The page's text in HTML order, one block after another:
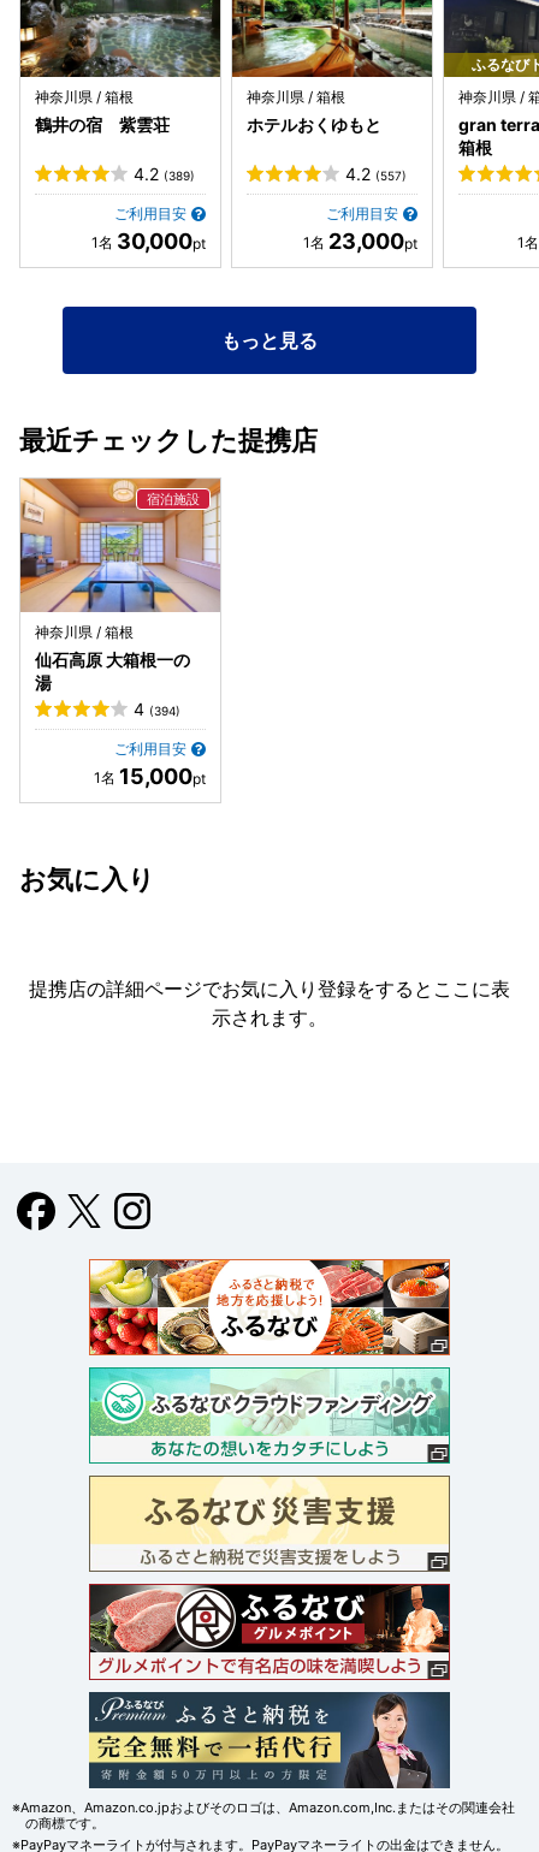
だと思いました♪
神奈川県 / 箱根
鶴井の宿 紫雲荘
4.2 (389)
ご利用目安
30,000
神奈川県 / 箱根
ホテルおくゆもと
4.2 (557)
ご利用目安
23,000
ふるなび
神奈川県 /
gran
箱根
もっと見る
最近チェックした提携店
神奈川県 / 箱根
仙石高原 大箱根一の
湯
4 (394)
ご利用目安
15,000
お気に入り
提携店の詳細ページでお気に入り登録をすると ここに表
示されます。
※Amazon、Amazon.co.jpおよびそのロゴは、Amazon.com,Inc.またはその関連会社
の商標です。
※PayPayマネーライトが付与されます。PayPayマネーライトの出金はできません。